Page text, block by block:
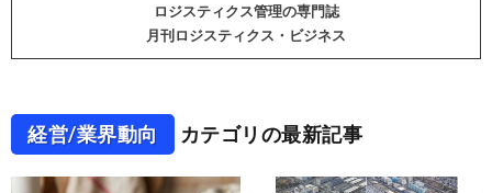
ロジスティクス管理の専門誌
月刊ロジスティクス・ビジネス
経営/業界動向 カテゴリの最新記事